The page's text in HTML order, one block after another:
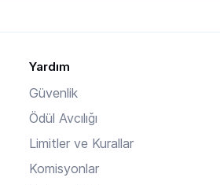
Yardım
Güvenlik
Ödül Avcılığı
Limitler ve Kurallar
Komisyonlar